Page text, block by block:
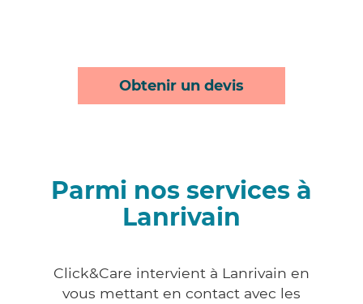
Obtenir un devis
Parmi nos services à
Lanrivain
Click&Care intervient à Lanrivain en
vous mettant en contact avec les